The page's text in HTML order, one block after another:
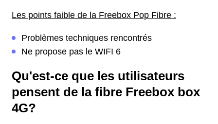
Les points faible de la Freebox Pop Fibre :
Problèmes techniques rencontrés
Ne propose pas le WIFI 6
Qu'est-ce que les utilisateurs
pensent de la fibre Freebox box
4G?